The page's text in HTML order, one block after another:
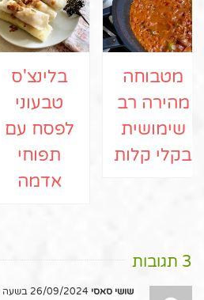
בלינצ'ס
טבעוני
לפסח עם
תפוחי
אדמה
מטבוחה
מהירה רב
שימושית
בקלי קלות
3 תגובות
שושי סאסי